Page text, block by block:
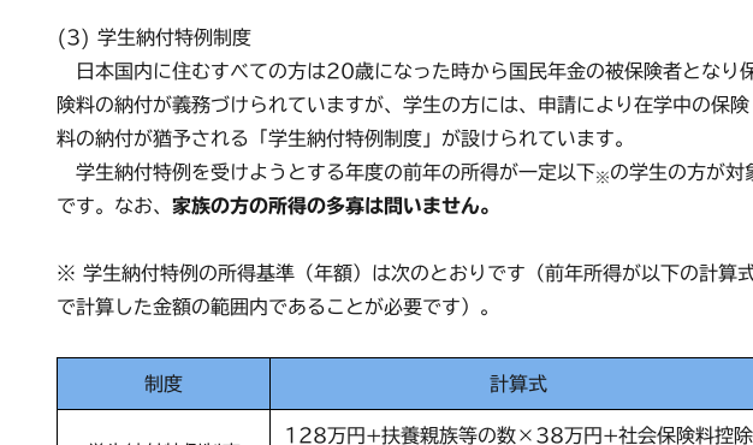
(3) 学生納付特例制度
日本国内に住むすべての方は20歳になった時から国民年金の被保険者となり
険料の納付が義務づけられていますが、学生の方には、申請により在学中の保険
料の納付が猶予される「学生納付特例制度」が設けられています。
学生納付特例を受けようとする年度の前年の所得が一定以下※の学生の方が対
です。なお、 家族の方の所得の多寡は問いません。
※ 学生納付特例の所得基準（年額）は次のとおりです（前年所得が以下の計算
で計算した金額の範囲内であることが必要です）。
制度 計算式
128万円+扶養親族等の数×38万円+社会保険料控除